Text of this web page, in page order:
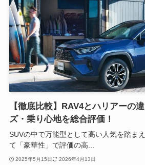
【徹底比較】RAV4とハリアーの
ズ・乗り心地を総合評価！
SUVの中で万能型として高い人気を踏ま
て「豪華性」で評価の高...
2025年5月15日 2026年4月13日